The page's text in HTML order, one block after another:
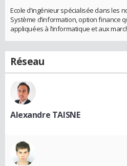
Ecole d’ingénieur spécialisée dans les
Système d’information, option finance
appliquées à l’informatique et aux
Réseau
Alexandre TAISNE